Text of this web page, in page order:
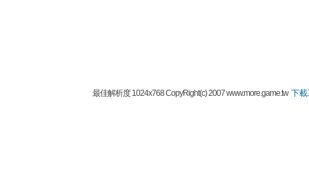
最佳解析度 1024x768 CopyRight(c) 2007 www.more.game.tw 下